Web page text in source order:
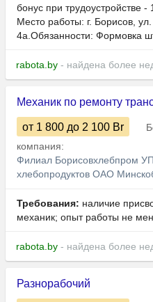
бонус при трудоустройстве
Место работы: г. Борисов,
4а.Обязанности: Формовка
rabota.by - найдена более
Механик по ремонту
от 1 800 до 2 100 Br
компания:
Филиал Борисовхлебпром
хлебопродуктов ОАО
Требования: наличие
механик; опыт работы не
rabota.by - найдена более
Разнорабочий